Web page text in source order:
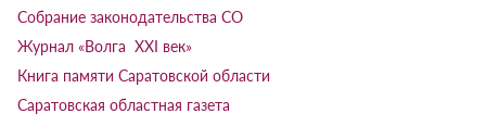
Собрание законодательства СО
Журнал «Волга XXI век»
Книга памяти Саратовской области
Саратовская областная газета